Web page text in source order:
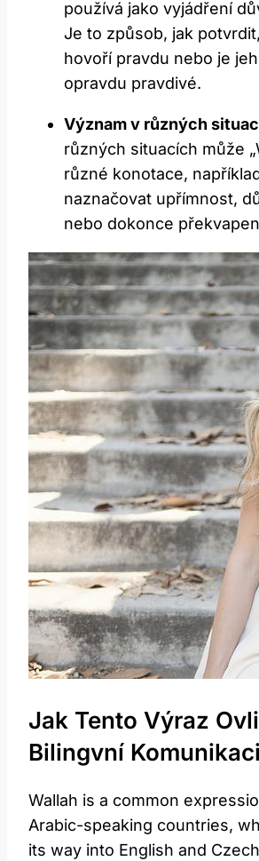
používá jako vyjádření
Je to způsob, jak
hovoří pravdu nebo je
opravdu pravdivé.
Význam v různých
různých situacích může
různé konotace,
naznačovat upřímnost,
nebo dokonce
Jak Tento Výraz
Bilingvní Komunikaci
Wallah is a common
Arabic-speaking countries,
its way into English and